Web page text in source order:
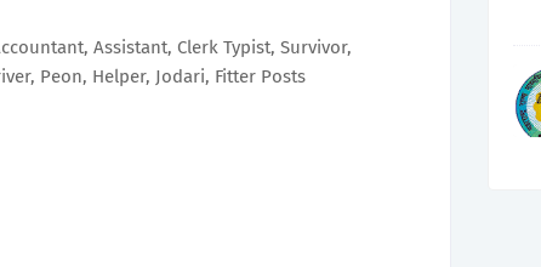
Assistant, Clerk Typist, Survivor,
Peon, Helper, Jodari, Fitter Posts